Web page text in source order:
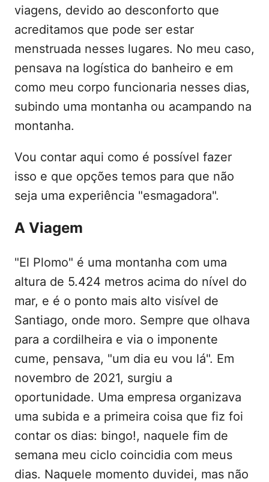
viagens, devido ao desconforto que
acreditamos que pode ser estar
menstruada nesses lugares. No meu caso,
pensava na logística do banheiro e em
como meu corpo funcionaria nesses dias,
subindo uma montanha ou acampando na
montanha.
Vou contar aqui como é possível fazer
isso e que opções temos para que não
seja uma experiência "esmagadora".
A Viagem
"El Plomo" é uma montanha com uma
altura de 5.424 metros acima do nível do
mar, e é o ponto mais alto visível de
Santiago, onde moro. Sempre que olhava
para a cordilheira e via o imponente
cume, pensava, "um dia eu vou lá". Em
novembro de 2021, surgiu a
oportunidade. Uma empresa organizava
uma subida e a primeira coisa que fiz foi
contar os dias: bingo!, naquele fim de
semana meu ciclo coincidia com meus
dias. Naquele momento duvidei, mas não